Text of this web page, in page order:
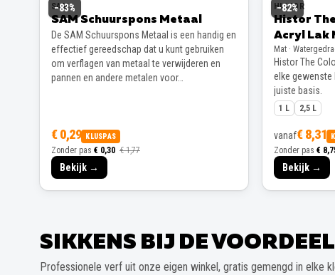
−83%
SAM
SAM Schuurspons Metaal
De SAM Schuurspons Metaal is een handig en
effectief gereedschap dat u kunt gebruiken
om verflagen van metaal te verwijderen en
pannen en andere metalen voor…
€ 0,29 KLUSPAS
Zonder pas € 0,30 € 1,77
Bekijk →
−82%
HISTOR
Histor
Acryl Lak
Mat ·
Histor The
elke gewenste
juiste basis.
1 L 2,5 L
vanaf€ 8,31
Zonder pas €
Bekijk →
SIKKENS BIJ DE
Professionele verf uit onze eigen winkel, gratis gemengd in elke